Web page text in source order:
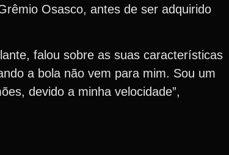
Osasco, antes de ser adquirido
falou sobre as suas características
a bola não vem para mim. Sou um
devido a minha velocidade”,